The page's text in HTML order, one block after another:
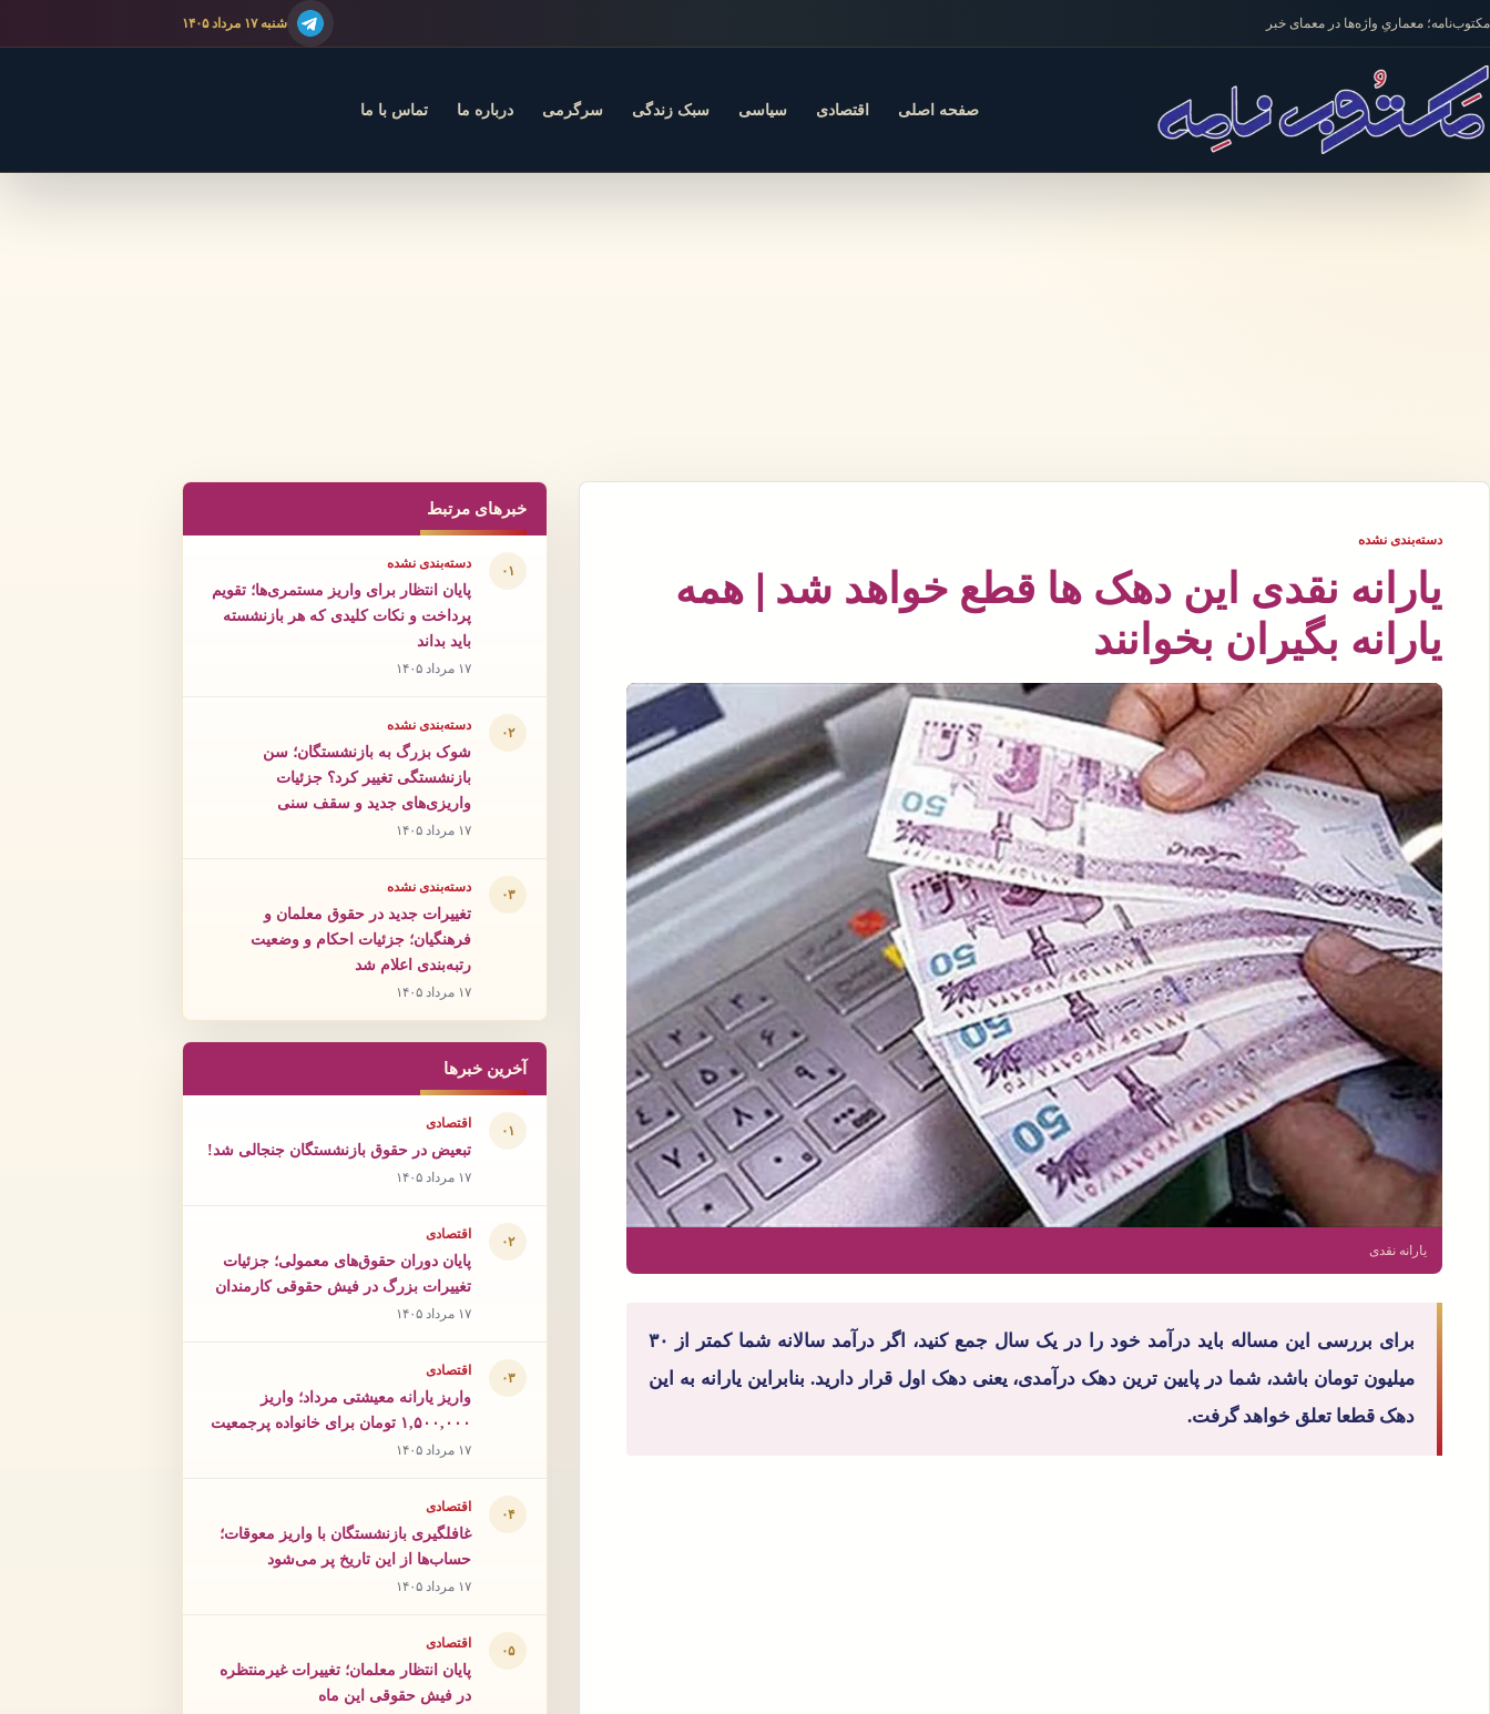
رفتن به محتوا
مکتوب‌نامه؛ معماریِ واژه‌ها در معمای خبر شنبه ۱۷ مرداد ۱۴۰۵
صفحه اصلی اقتصادی سیاسی سبک زندگی سرگرمی درباره ما تماس با ما
دسته‌بندی نشده
یارانه نقدی این دهک ها قطع خواهد شد | همه
یارانه بگیران بخوانند
یارانه نقدی
برای بررسی این مساله باید درآمد خود را در یک سال جمع کنید، اگر درآمد سالانه شما کمتر از ۳۰
میلیون تومان باشد، شما در پایین ترین دهک درآمدی، یعنی دهک اول قرار دارید. بنابراین یارانه به این
دهک قطعا تعلق خواهد گرفت.
خبرهای مرتبط
۰۱ دسته‌بندی نشده
پایان انتظار برای واریز مستمری‌ها؛ تقویم
پرداخت و نکات کلیدی که هر بازنشسته
باید بداند
۱۷ مرداد ۱۴۰۵
۰۲ دسته‌بندی نشده
شوک بزرگ به بازنشستگان؛ سن
بازنشستگی تغییر کرد؟ جزئیات
واریزی‌های جدید و سقف سنی
۱۷ مرداد ۱۴۰۵
۰۳ دسته‌بندی نشده
تغییرات جدید در حقوق معلمان و
فرهنگیان؛ جزئیات احکام و وضعیت
رتبه‌بندی اعلام شد
۱۷ مرداد ۱۴۰۵
آخرین خبرها
۰۱ اقتصادی
تبعیض در حقوق بازنشستگان جنجالی شد!
۱۷ مرداد ۱۴۰۵
۰۲ اقتصادی
پایان دوران حقوق‌های معمولی؛ جزئیات
تغییرات بزرگ در فیش حقوقی کارمندان
۱۷ مرداد ۱۴۰۵
۰۳ اقتصادی
واریز یارانه معیشتی مرداد؛ واریز
۱,۵۰۰,۰۰۰ تومان برای خانواده پرجمعیت
۱۷ مرداد ۱۴۰۵
۰۴ اقتصادی
غافلگیری بازنشستگان با واریز معوقات؛
حساب‌ها از این تاریخ پر می‌شود
۱۷ مرداد ۱۴۰۵
۰۵ اقتصادی
پایان انتظار معلمان؛ تغییرات غیرمنتظره
در فیش حقوقی این ماه